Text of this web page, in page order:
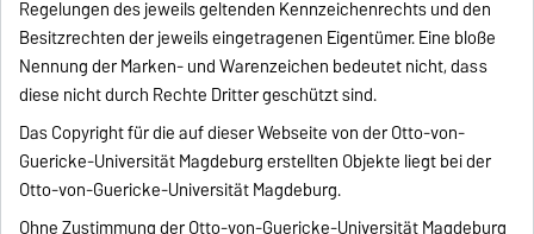
Regelungen des jeweils geltenden Kennzeichenrechts und den
Besitzrechten der jeweils eingetragenen Eigentümer. Eine bloße
Nennung der Marken- und Warenzeichen bedeutet nicht, dass
diese nicht durch Rechte Dritter geschützt sind.
Das Copyright für die auf dieser Webseite von der Otto-von-
Guericke-Universität Magdeburg erstellten Objekte liegt bei der
Otto-von-Guericke-Universität Magdeburg.
Ohne Zustimmung der Otto-von-Guericke-Universität Magdeburg